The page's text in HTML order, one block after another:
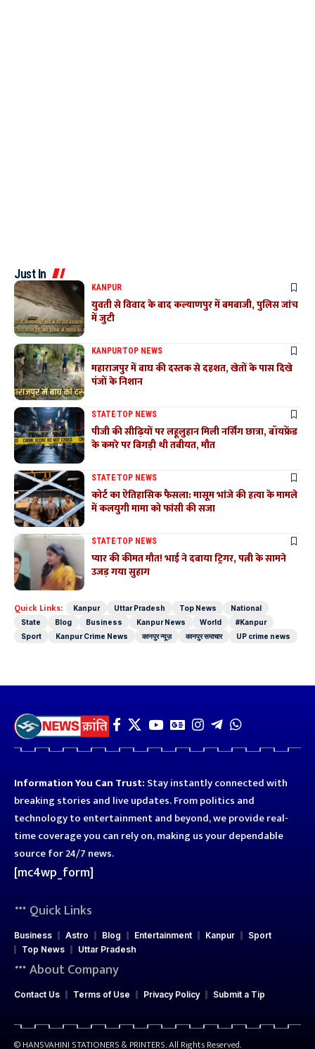
Just In
KANPUR
युवती से विवाद के बाद कल्याणपुर में बमबाजी, पुलिस जांच
में जुटी
KANPURTOP NEWS
महाराजपुर में बाघ की दस्तक से दहशत, खेतों के पास दिखे
पंजों के निशान
STATETOP NEWS
पीजी की सीढ़ियों पर लहूलुहान मिली नर्सिंग छात्रा, बॉयफ्रेंड
के कमरे पर बिगड़ी थी तबीयत, मौत
STATETOP NEWS
कोर्ट का ऐतिहासिक फैसला: मासूम भांजे की हत्या के मामले
में कलयुगी मामा को फांसी की सजा
STATETOP NEWS
प्यार की कीमत मौत! भाई ने दबाया ट्रिगर, पत्नी के सामने
उजड़ गया सुहाग
Quick Links: Kanpur Uttar Pradesh Top News
National
State
Blog Business Kanpur News World
#Kanpur
Sport
Kanpur Crime News कानपुर न्यूज़ कानपुर समाचार UP crime news
Information You Can Trust: Stay instantly connected with
breaking stories and live updates. From politics and
technology to entertainment and beyond, we provide real-
time coverage you can rely on, making us your dependable
source for 24/7 news.
[mc4wp_form]
Quick Links
Business Astro Blog Entertainment Kanpur
Sport
Top News
Uttar Pradesh
About Company
Contact Us Terms of Use Privacy Policy Submit a Tip
© HANSVAHINI STATIONERS & PRINTERS. All Rights Reserved.